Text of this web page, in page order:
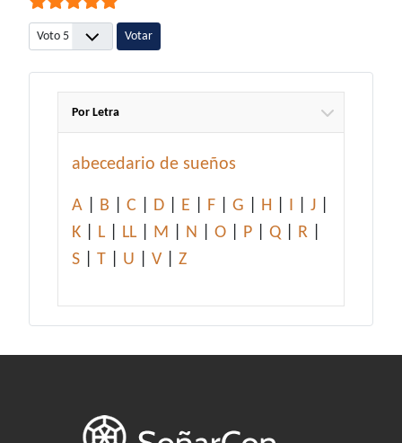
Por favor, vote
Por Letra
abecedario de sueños
A B C D E F G H I J
K
L LL M N O P Q R
S
T U V Z